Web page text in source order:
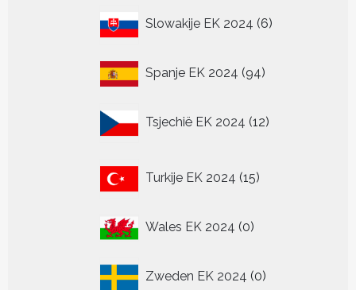
Slowakije EK 2024 6
producten
Spanje EK 2024 9494
Tsjechië EK 2024 12
producten
Turkije EK 2024 15
producten
Wales EK 2024 00
Zweden EK 2024 0
producten